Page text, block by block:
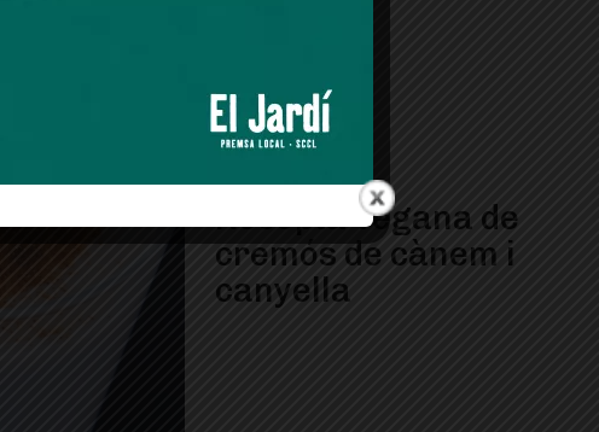
Recepta vegana de
cremós de cànem i
canyella